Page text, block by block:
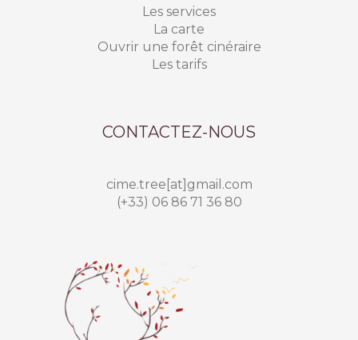
Les services
La carte
Ouvrir une forêt cinéraire
Les tarifs
CONTACTEZ-NOUS
cime.tree[at]gmail.com
(+33) 06 86 71 36 80